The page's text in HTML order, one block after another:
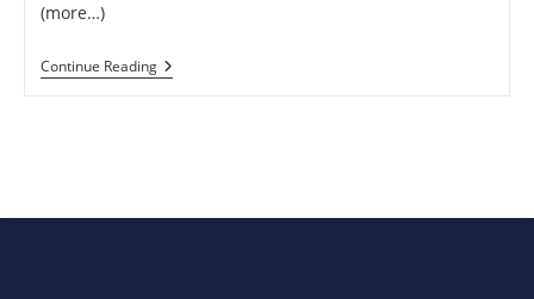
(more…)
Continue ReadingTahu
Gimbal:
Kangen